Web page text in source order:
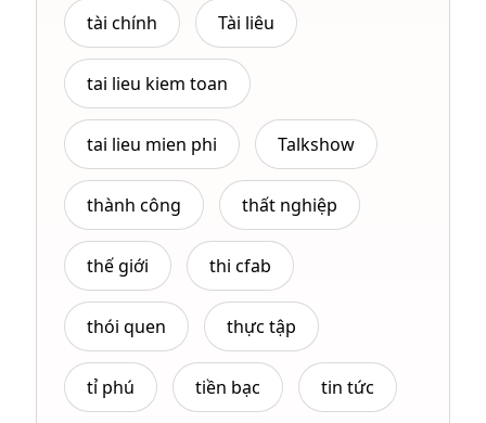
tài chính Tài liêu
tai lieu kiem toan
tai lieu mien phi Talkshow
thành công thất nghiệp
thế giới thi cfab
thói quen thực tập
tỉ phú tiền bạc tin tức